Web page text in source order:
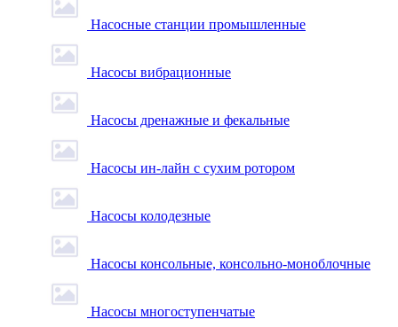
Насосные станции промышленные
Насосы вибрационные
Насосы дренажные и фекальные
Насосы ин-лайн с сухим ротором
Насосы колодезные
Насосы консольные, консольно-моноблочные
Насосы многоступенчатые